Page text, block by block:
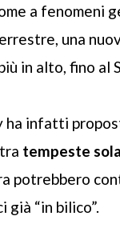
a fenomeni
una
in alto, fino al
infatti
tempeste
potrebbero
“in bilico”.